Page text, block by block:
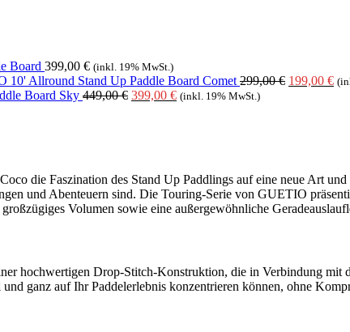
Board 399,00 € (inkl. 19% MwSt.)
10' Allround Stand Up Paddle Board Comet 299,00€ 199,00 €
Board Sky 449,00€ Ursprünglicher
399,00 €Aktueller
(inkl. 19% MwSt.)
die Faszination des Stand Up Paddlings auf eine neue Art
und Abenteuern sind. Die Touring-Serie von GUETIO
Volumen sowie eine außergewöhnliche
hochwertigen Drop-Stitch-Konstruktion, die in Verbindung
ganz auf Ihr Paddelerlebnis konzentrieren können, ohne